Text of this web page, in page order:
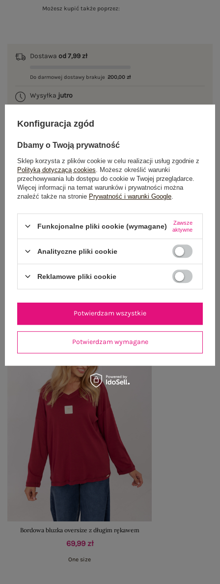
Możesz kupić także poprzez:
Dostawa od 7,99 zł
Do darmowej dostawy brakuje 200,00 zł
Wysyłka jutro
OPIS PRODUKTU
GŁÓWNE PARAMETRY
WYSYŁKA I DOSTAWA
ZWROTY I REKLAMACJE
OSTATNIO OGLĄDANE
Bordowa bluzka oversize z długim rękawem
69,99 zł
One size
Konfiguracja zgód
Dbamy o Twoją prywatność
Sklep korzysta z plików cookie w celu realizacji usług zgodnie z
Polityką dotyczącą cookies . Możesz określić warunki
przechowywania lub dostępu do cookie w Twojej przeglądarce.
Więcej informacji na temat warunków i prywatności można
znaleźć także na stronie Prywatność i warunki Google
Funkcjonalne pliki cookie (wymagane)
Zawsze
aktywne
Analityczne pliki cookie
Reklamowe pliki cookie
Potwierdzam wymagane
Potwierdzam wszystkie